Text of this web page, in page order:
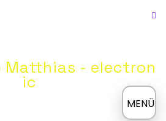
Matthias - electron
ic
≡
MENÜ